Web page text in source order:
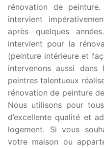
rénovation de
intervient
après quelques
intervient pour la
(peinture intérieure et
intervenons aussi
peintres talentueux
rénovation de peinture
Nous utilisons pour
d’excellente qualité et
logement. Si vous
votre maison ou